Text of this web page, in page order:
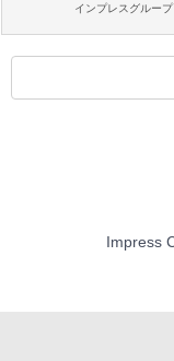
インプレスグループ
Impress